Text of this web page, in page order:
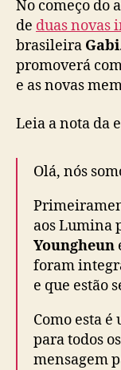
No começo do
de duas novas
brasileira Gabi
promoverá
e as novas
Leia a nota da
Olá, nós
aos Lumina
Youngheun
foram
e que estão
Como esta
para todos
mensagem